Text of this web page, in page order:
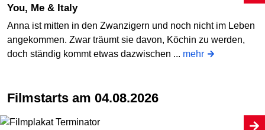
You, Me & Italy
Anna ist mitten in den Zwanzigern und noch nicht im Leben
angekommen. Zwar träumt sie davon, Köchin zu werden,
doch ständig kommt etwas dazwischen ... mehr
Filmstarts am 04.08.2026